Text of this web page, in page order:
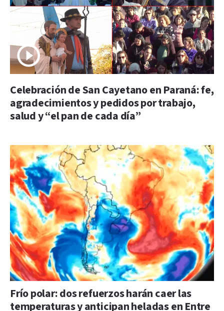
Celebración de San Cayetano en Paraná: fe,
agradecimientos y pedidos por trabajo,
salud y “el pan de cada día”
Frío polar: dos refuerzos harán caer las
temperaturas y anticipan heladas en Entre